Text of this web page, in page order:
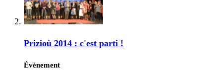
Prizioù 2014 : c'est parti !
Évènement